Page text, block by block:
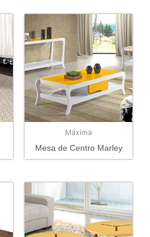
Máxima
Mesa de Centro Marley